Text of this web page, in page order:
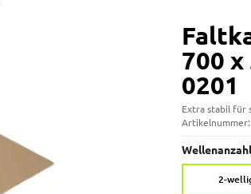
700 x
0201
Extra stabil für
2-